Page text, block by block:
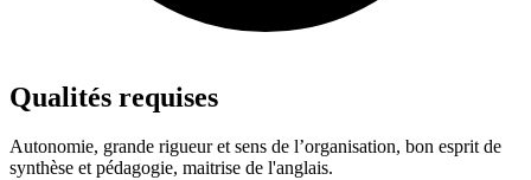
Qualités requises
Autonomie, grande rigueur et sens de l’organisation, bon esprit de
synthèse et pédagogie, maitrise de l'anglais.